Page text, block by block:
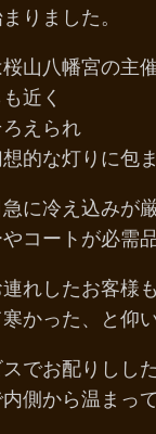
りました。
山八幡宮の主
近く
えられ
的な灯りに包
に冷え込みが
コートが必需
れしたお客様も
かった、と仰い
でお配りしした
側から温まっ